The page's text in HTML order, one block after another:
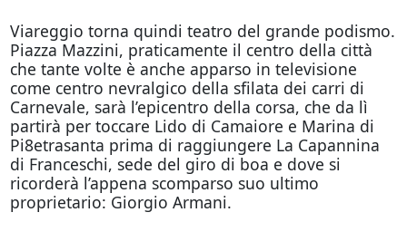
Viareggio torna quindi teatro del grande podismo.
Piazza Mazzini, praticamente il centro della città
che tante volte è anche apparso in televisione
come centro nevralgico della sfilata dei carri di
Carnevale, sarà l’epicentro della corsa, che da lì
partirà per toccare Lido di Camaiore e Marina di
Pi8etrasanta prima di raggiungere La Capannina
di Franceschi, sede del giro di boa e dove si
ricorderà l’appena scomparso suo ultimo
proprietario: Giorgio Armani.